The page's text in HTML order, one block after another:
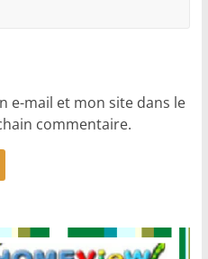
e-mail et mon site dans le
commentaire.